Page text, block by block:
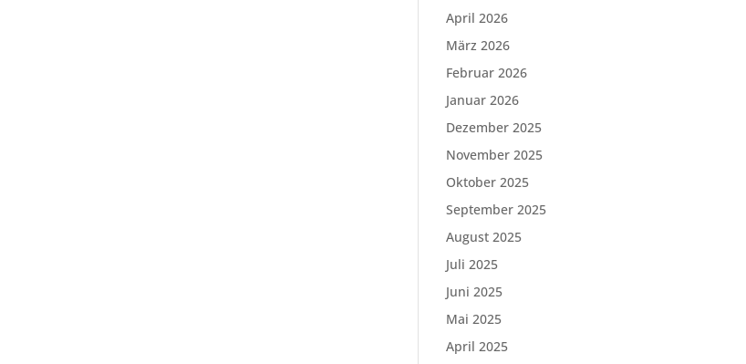
April 2026
März 2026
Februar 2026
Januar 2026
Dezember 2025
November 2025
Oktober 2025
September 2025
August 2025
Juli 2025
Juni 2025
Mai 2025
April 2025